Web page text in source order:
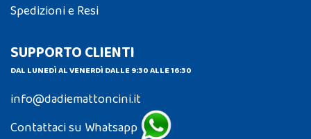
Spedizioni e Resi
SUPPORTO CLIENTI
DAL LUNEDÌ AL VENERDÌ DALLE 9:30 ALLE 16:30
info@dadiemattoncini.it
Contattaci su Whatsapp